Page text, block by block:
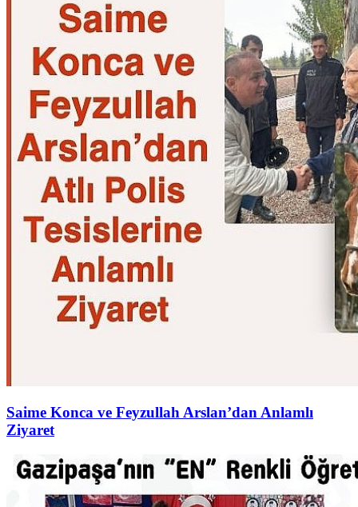
Saime Konca ve Feyzullah Arslan’dan Anlamlı
Ziyaret